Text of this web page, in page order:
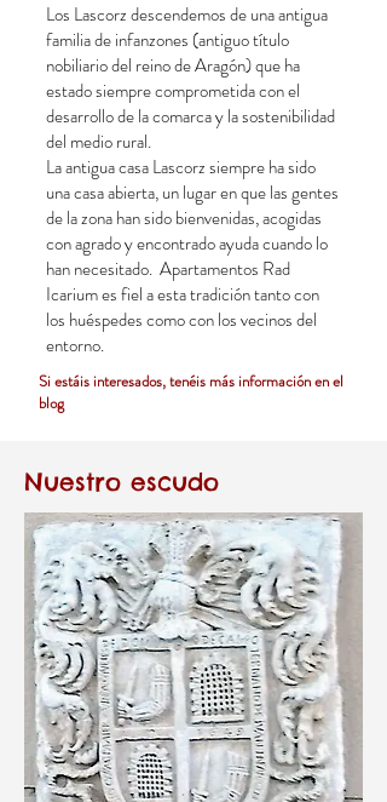
Los Lascorz descendemos de una antigua
familia de infanzones (antiguo título
nobiliario del reino de Aragón) que ha
estado siempre comprometida con el
desarrollo de la comarca y la sostenibilidad
del medio rural.
La antigua casa Lascorz siempre ha sido
una casa abierta, un lugar en que las gentes
de la zona han sido bienvenidas, acogidas
con agrado y encontrado ayuda cuando lo
han necesitado. Apartamentos Rad
Icarium es fiel a esta tradición tanto con
los huéspedes como con los vecinos del
entorno.
Si estáis interesados, tenéis más información en el
blog
Nuestro escudo